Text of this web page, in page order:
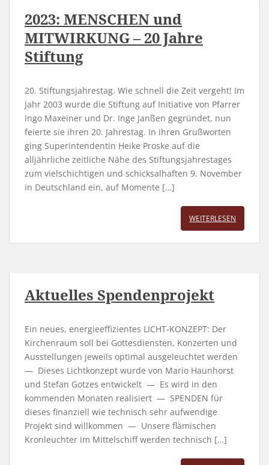
2023: MENSCHEN und
MITWIRKUNG – 20 Jahre
Stiftung
20. Stiftungsjahrestag. Wie schnell die Zeit vergeht! Im
Jahr 2003 wurde die Stiftung auf Initiative von Pfarrer
Ingo Maxeiner und Dr. Inge Janßen gegründet, nun
feierte sie ihren 20. Jahrestag. In ihren Grußworten
ging Superintendentin Heike Proske auf die
alljährliche zeitliche Nähe des Stiftungsjahrestages
zum vielschichtigen und schicksalhaften 9. November
in Deutschland ein, auf Momente […]
WEITERLESEN
Aktuelles Spendenprojekt
Ein neues, energieeffizientes LICHT-KONZEPT: Der
Kirchenraum soll bei Gottesdiensten, Konzerten und
Ausstellungen jeweils optimal ausgeleuchtet werden
— Dieses Lichtkonzept wurde von Mario Haunhorst
und Stefan Gotzes entwickelt — Es wird in den
kommenden Monaten realisiert — SPENDEN für
dieses finanziell wie technisch sehr aufwendige
Projekt sind willkommen — Unsere flämischen
Kronleuchter im Mittelschiff werden technisch […]